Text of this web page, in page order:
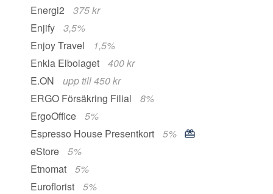
Energi2
375 kr
Enjify
3,5%
Enjoy Travel
1,5%
Enkla Elbolaget
400 kr
E.ON
upp till 450 kr
ERGO Försäkring Filial
8%
ErgoOffice
5%
Espresso House Presentkort
5%
eStore
5%
Etnomat
5%
Euroflorist
5%